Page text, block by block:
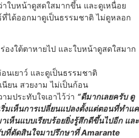
าใบหน้าดูสดใสมากขึ้น และดูเหนื่อย
ได้ออกมาดูเป็นธรรมชาติ ไม่ดูหลอก
องใต้ตาหายไป และใบหน้าดูสดใสมาก
นเยาว์ และดูเป็นธรรมชาติ
นียน สวยงาม ไม่เป็นก้อน
มประทับใจเอาไว้ว่า “ดีมากเลยครับ ดู
มเห็นการเปลี่ยนแปลงตั้งแต่ตอนที่ทำแค่
เห็นแบบเรียบร้อยยิ่งรู้สึกดีขึ้นไปอีก และ
ที่ตัดสินใจมาปรึกษาที่ Amarante